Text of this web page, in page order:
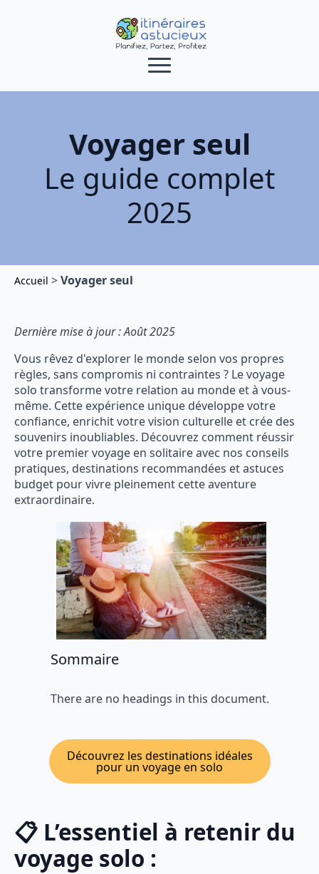
Voyager seul
Le guide complet
2025
Accueil >Voyager seul
Dernière mise à jour : Août 2025
Vous rêvez d'explorer le monde selon vos propres
règles, sans compromis ni contraintes ? Le voyage
solo transforme votre relation au monde et à vous-
même. Cette expérience unique développe votre
confiance, enrichit votre vision culturelle et crée des
souvenirs inoubliables. Découvrez comment réussir
votre premier voyage en solitaire avec nos conseils
pratiques, destinations recommandées et astuces
budget pour vivre pleinement cette aventure
extraordinaire.
Sommaire
There are no headings in this document.
Découvrez les destinations idéales
pour un voyage en solo
📋 L’essentiel à retenir du
voyage solo :